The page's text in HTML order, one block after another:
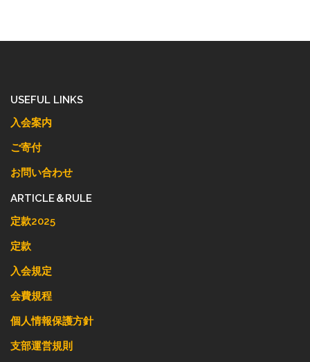
USEFUL LINKS
入会案内
ご寄付
お問い合わせ
ARTICLE＆RULE
定款2025
定款
入会規定
会費規程
個人情報保護方針
支部運営規則